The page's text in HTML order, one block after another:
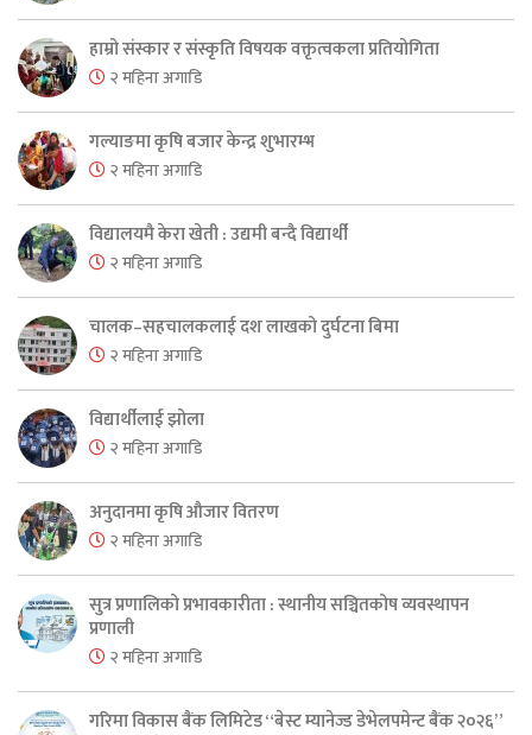
हाम्रो संस्कार र संस्कृति विषयक वक्तृत्वकला प्रतियोगिता
२ महिना अगाडि
गल्याङमा कृषि बजार केन्द्र शुभारम्भ
२ महिना अगाडि
विद्यालयमै केरा खेती : उद्यमी बन्दै विद्यार्थी
२ महिना अगाडि
चालक–सहचालकलाई दश लाखको दुर्घटना बिमा
२ महिना अगाडि
विद्यार्थीलाई झोला
२ महिना अगाडि
अनुदानमा कृषि औजार वितरण
२ महिना अगाडि
सुत्र प्रणालिको प्रभावकारीता : स्थानीय सञ्चितकोष व्यवस्थापन
प्रणाली
२ महिना अगाडि
गरिमा विकास बैंक लिमिटेड “बेस्ट म्यानेज्ड डेभेलपमेन्ट बैंक २०२६”